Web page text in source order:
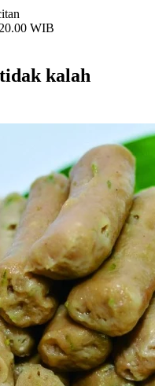
WIB
kalah